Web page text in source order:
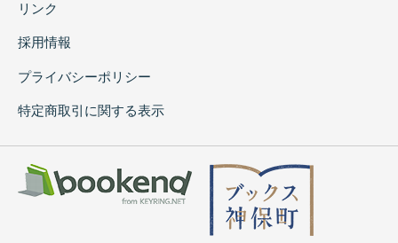
リンク
採用情報
プライバシーポリシー
特定商取引に関する表示